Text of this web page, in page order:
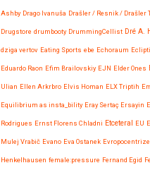
Ashby Drago Ivanuša Drašler / Resnik / Drašler
Drugstore drumbooty DrummingCellist Dré A.
dziga vertov Eating Sports ebe Echoraum
Eduardo Raon Efim Brailovskiy EJN Elder Ones
Ulian Ellen Arkrbro Elvis Homan ELX Triptih
Equilibrium as insta_bility Eray Sertaç Ersayin
Rodrigues Ernst Florens Chladni Etceteral EU
Mulej Vrabič Evano Eva Ostanek
Henkelhausen female:pressure Fernand Egid